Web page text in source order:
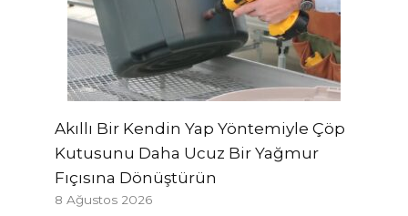
Akıllı Bir Kendin Yap Yöntemiyle Çöp
Kutusunu Daha Ucuz Bir Yağmur
Fıçısına Dönüştürün
8 Ağustos 2026